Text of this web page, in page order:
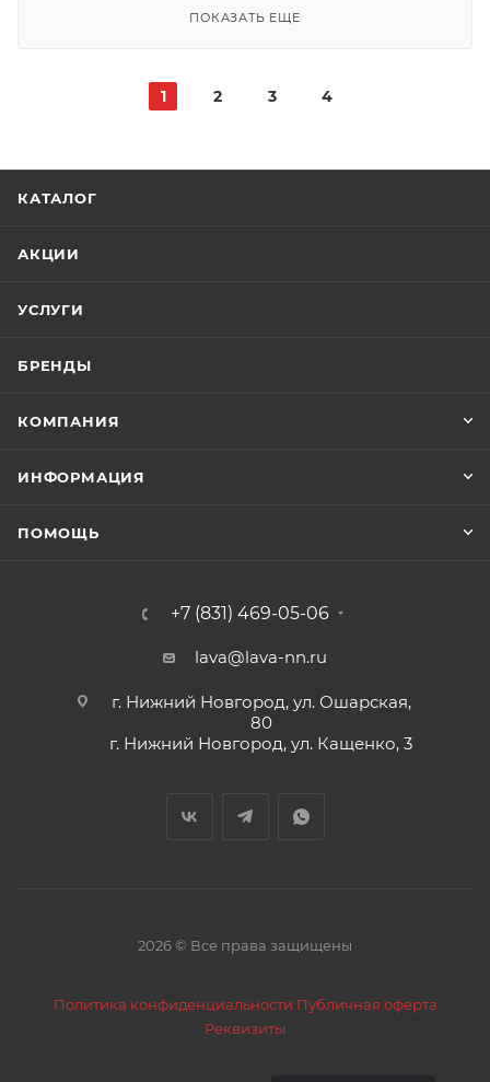
ПОКАЗАТЬ ЕЩЕ
1 2 3 4
КАТАЛОГ
АКЦИИ
УСЛУГИ
БРЕНДЫ
КОМПАНИЯ
ИНФОРМАЦИЯ
ПОМОЩЬ
+7 (831) 469-05-06
lava@lava-nn.ru
г. Нижний Новгород, ул. Ошарская,
80
г. Нижний Новгород, ул. Кащенко, 3
2026 © Все права защищены
Политика конфиденциальности Публичная оферта
Реквизиты